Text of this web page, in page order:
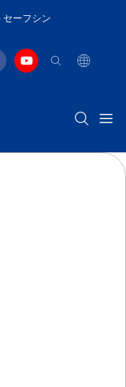
セーフシン